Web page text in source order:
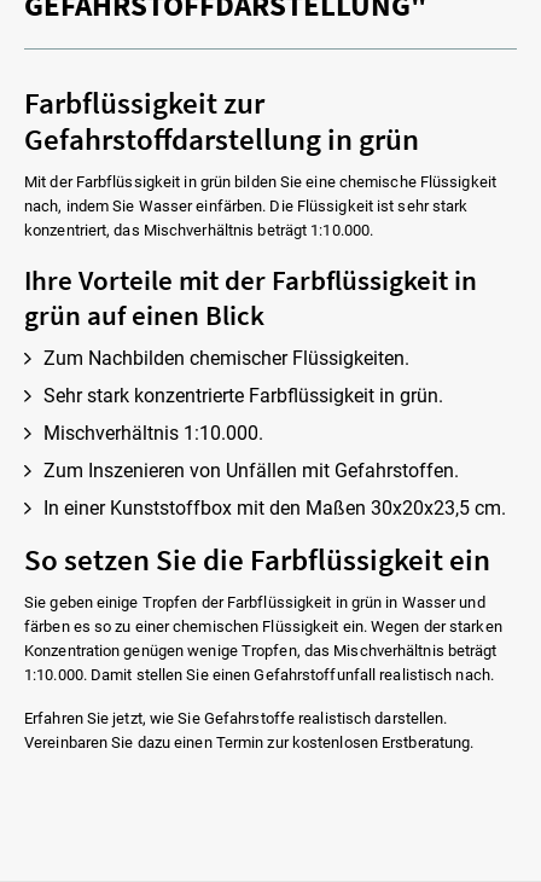
Farbflüssigkeit zur
Gefahrstoffdarstellung in grün
Mit der Farbflüssigkeit in grün bilden Sie eine chemische Flüssigkeit
nach, indem Sie Wasser einfärben. Die Flüssigkeit ist sehr stark
konzentriert, das Mischverhältnis beträgt 1:10.000.
Ihre Vorteile mit der Farbflüssigkeit in
grün auf einen Blick
Zum Nachbilden chemischer Flüssigkeiten.
Sehr stark konzentrierte Farbflüssigkeit in grün.
Mischverhältnis 1:10.000.
Zum Inszenieren von Unfällen mit Gefahrstoffen.
In einer Kunststoffbox mit den Maßen 30x20x23,5 cm.
So setzen Sie die Farbflüssigkeit ein
Sie geben einige Tropfen der Farbflüssigkeit in grün in Wasser und
färben es so zu einer chemischen Flüssigkeit ein. Wegen der starken
Konzentration genügen wenige Tropfen, das Mischverhältnis beträgt
1:10.000. Damit stellen Sie einen Gefahrstoffunfall realistisch nach.
Erfahren Sie jetzt, wie Sie Gefahrstoffe realistisch darstellen.
Vereinbaren Sie dazu einen Termin zur kostenlosen Erstberatung.